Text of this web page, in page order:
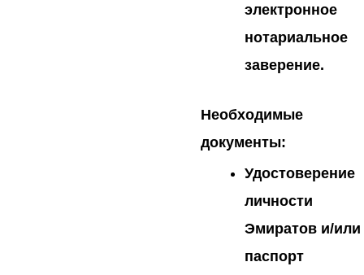
электронное
нотариальное
заверение.
Необходимые
документы:
Удостоверение
личности
Эмиратов и/или
паспорт